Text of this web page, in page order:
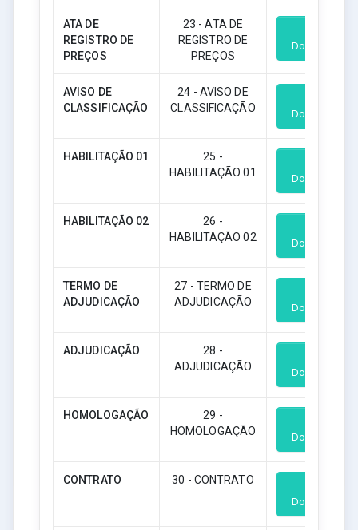
ATA DE
REGISTRO DE
PREÇOS
23 - ATA DE
REGISTRO DE
PREÇOS
Download
AVISO DE
CLASSIFICAÇÃO
24 - AVISO DE
CLASSIFICAÇÃO
Download
HABILITAÇÃO 01
25 -
HABILITAÇÃO 01
Download
HABILITAÇÃO 02
26 -
HABILITAÇÃO 02
Download
TERMO DE
ADJUDICAÇÃO
27 - TERMO DE
ADJUDICAÇÃO
Download
ADJUDICAÇÃO
28 -
ADJUDICAÇÃO
Download
HOMOLOGAÇÃO
29 -
HOMOLOGAÇÃO
Download
CONTRATO 30 - CONTRATO
Download